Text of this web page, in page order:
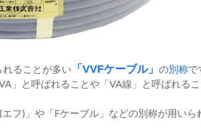
れることが多い 「VVFケーブル」 の別称で
」と呼ばれることや「VA線」と呼ばれる
フ)」や「Fケーブル」などの別称が用いら